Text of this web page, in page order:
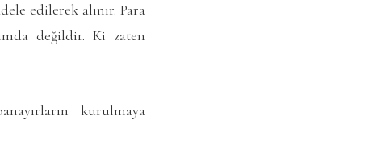
edilerek alınır. Para
değildir. Ki zaten
kurulmaya